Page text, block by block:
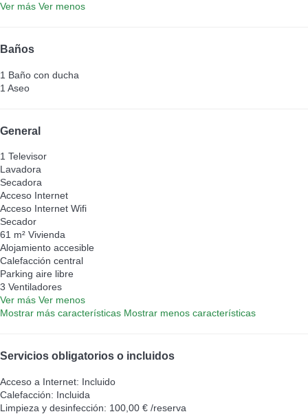
Ver más Ver menos
Baños
1 Baño con ducha
1 Aseo
General
1 Televisor
Lavadora
Secadora
Acceso Internet
Acceso Internet Wifi
Secador
61 m² Vivienda
Alojamiento accesible
Calefacción central
Parking aire libre
3 Ventiladores
Ver más Ver menos
Mostrar más características Mostrar menos características
Servicios obligatorios o incluidos
Acceso a Internet: Incluido
Calefacción: Incluida
Limpieza y desinfección: 100,00 € /reserva